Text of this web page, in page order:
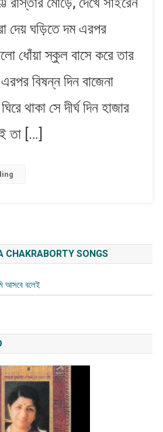
দেয় ঘড়িতে দম এরপর
ধোঁয়া স্কুল বাসে করে তার
বিষন্ন দিন বাজেনা
থাকা সে দীর্ঘ দিন হাজার
তা […]
CHAKRABORTY SONGS
আসবে বলেই